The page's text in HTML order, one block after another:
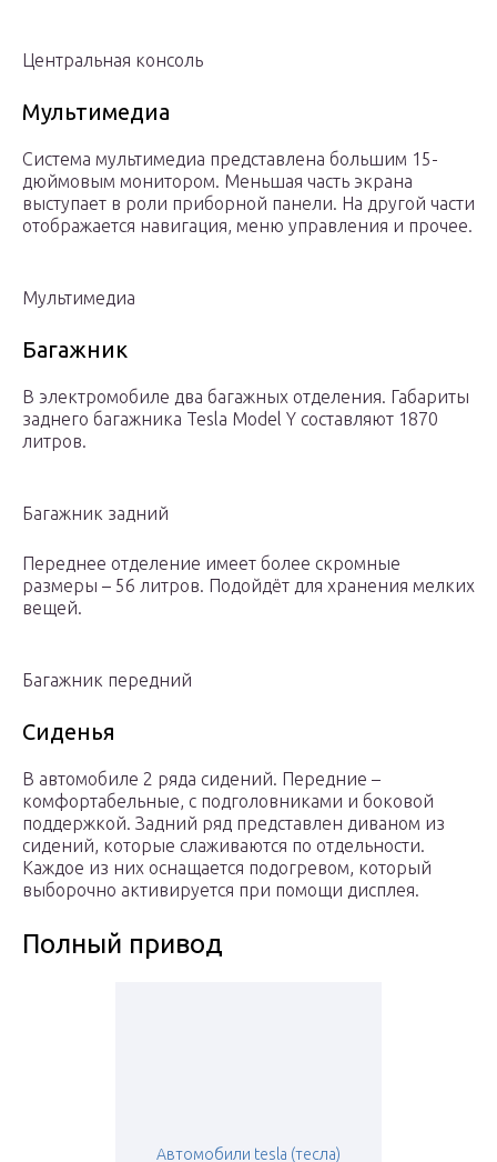
Центральная консоль
Мультимедиа
Система мультимедиа представлена большим 15-
дюймовым монитором. Меньшая часть экрана
выступает в роли приборной панели. На другой части
отображается навигация, меню управления и прочее.
Мультимедиа
Багажник
В электромобиле два багажных отделения. Габариты
заднего багажника Tesla Model Y составляют 1870
литров.
Багажник задний
Переднее отделение имеет более скромные
размеры – 56 литров. Подойдёт для хранения мелких
вещей.
Багажник передний
Сиденья
В автомобиле 2 ряда сидений. Передние –
комфортабельные, с подголовниками и боковой
поддержкой. Задний ряд представлен диваном из
сидений, которые слаживаются по отдельности.
Каждое из них оснащается подогревом, который
выборочно активируется при помощи дисплея.
Полный привод
Автомобили tesla (тесла)